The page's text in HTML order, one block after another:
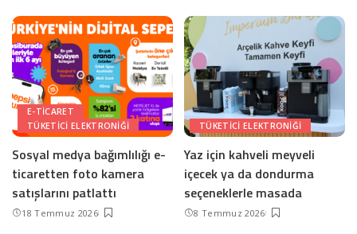
E-TICARET
TÜKETICI ELEKTRONIĞI
Sosyal medya bağımlılığı e-
ticaretten foto kamera
satışlarını patlattı
18 Temmuz 2026
TÜKETICI ELEKTRONIĞI
Yaz için kahveli meyveli
içecek ya da dondurma
seçeneklerle masada
8 Temmuz 2026